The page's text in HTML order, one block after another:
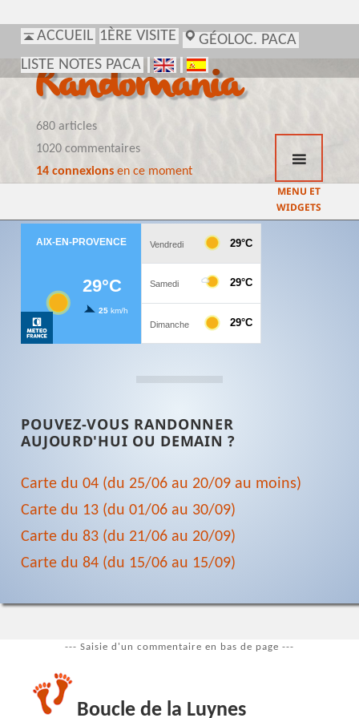
ACCUEIL 1ÈRE VISITE
GÉOLOC. PACA
LISTE NOTES PACA
Randomania
680 articles
1020 commentaires
14 connexionsen ce moment
MENU ET
WIDGETS
POUVEZ-VOUS RANDONNER
AUJOURD'HUI OU DEMAIN ?
Carte du 04 (du 25/06 au 20/09 au moins)
Carte du 13 (du 01/06 au 30/09)
Carte du 83 (du 21/06 au 20/09)
Carte du 84 (du 15/06 au 15/09)
--- Saisie d'un commentaire en bas de page ---
Boucle de la Luynes